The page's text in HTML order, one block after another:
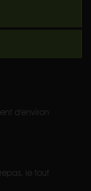
d'environ
le tout